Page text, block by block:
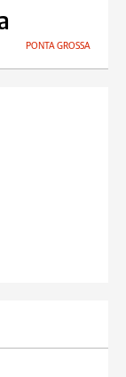
PONTA GROSSA